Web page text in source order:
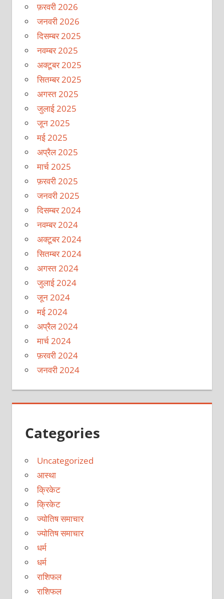
फ़रवरी 2026
जनवरी 2026
दिसम्बर 2025
नवम्बर 2025
अक्टूबर 2025
सितम्बर 2025
अगस्त 2025
जुलाई 2025
जून 2025
मई 2025
अप्रैल 2025
मार्च 2025
फ़रवरी 2025
जनवरी 2025
दिसम्बर 2024
नवम्बर 2024
अक्टूबर 2024
सितम्बर 2024
अगस्त 2024
जुलाई 2024
जून 2024
मई 2024
अप्रैल 2024
मार्च 2024
फ़रवरी 2024
जनवरी 2024
Categories
Uncategorized
आस्था
क्रिकेट
क्रिकेट
ज्योतिष समाचार
ज्योतिष समाचार
धर्म
धर्म
राशिफल
राशिफल